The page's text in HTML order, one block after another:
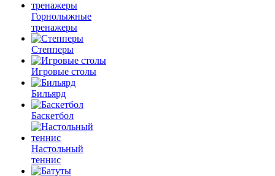
Горнолыжные
тренажеры
Степперы
Игровые столы
Бильярд
Баскетбол
Настольный
теннис